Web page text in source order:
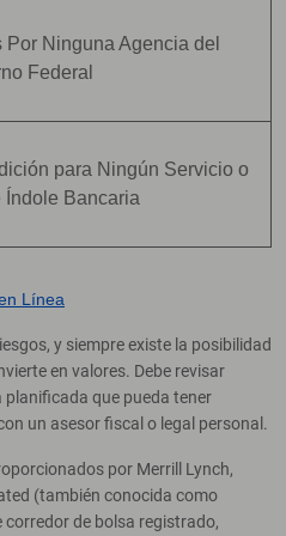
Ninguna Agencia del
Federal
para Ningún Servicio o
Índole Bancaria
Línea
y siempre existe la posibilidad
en valores. Debe revisar
que pueda tener
un asesor fiscal o legal personal.
por Merrill Lynch,
(también conocida como
corredor de bolsa registrado,